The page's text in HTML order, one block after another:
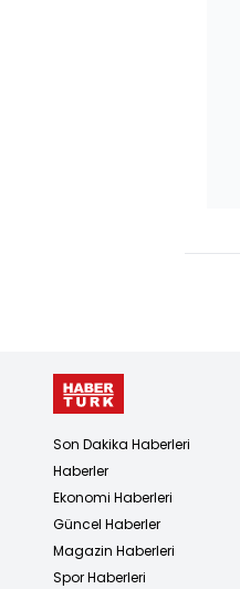
Son Dakika Haberleri
Haberler
Ekonomi Haberleri
Güncel Haberler
Magazin Haberleri
Spor Haberleri